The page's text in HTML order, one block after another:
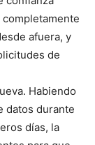
afuera, y
de
Habiendo
datos durante
días, la